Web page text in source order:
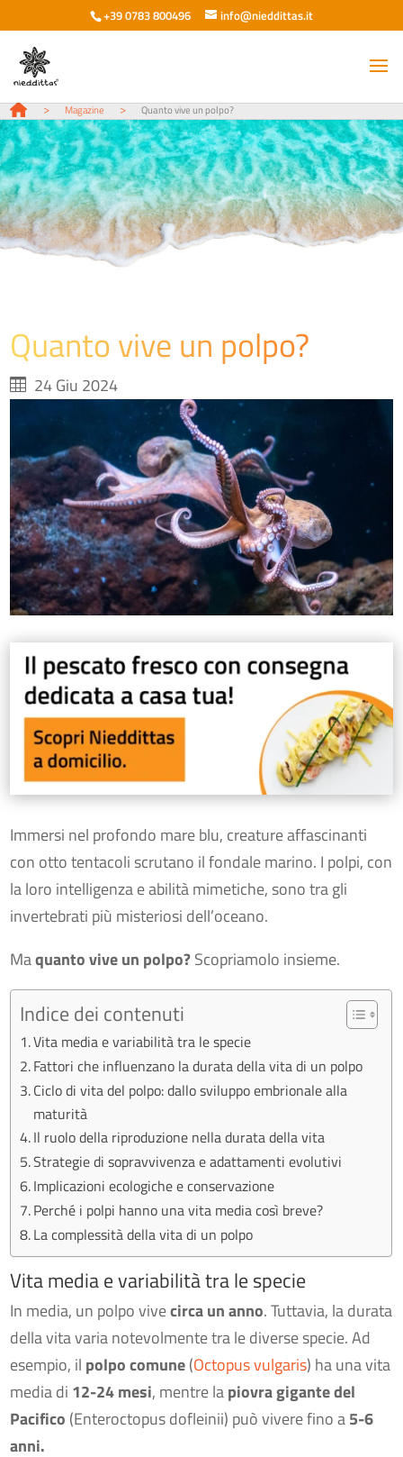
+39 0783 800496 info@nieddittas.it
> Magazine > Quanto vive un polpo?
Quanto vive un polpo?
24 Giu 2024
Immersi nel profondo mare blu, creature affascinanti
con otto tentacoli scrutano il fondale marino. I polpi, con
la loro intelligenza e abilità mimetiche, sono tra gli
invertebrati più misteriosi dell’oceano.
Maquanto vive un polpo?Scopriamolo insieme.
Indice dei contenuti
Vita media e variabilità tra le specie
Fattori che influenzano la durata della vita di un polpo
Ciclo di vita del polpo: dallo sviluppo embrionale alla
maturità
Il ruolo della riproduzione nella durata della vita
Strategie di sopravvivenza e adattamenti evolutivi
Implicazioni ecologiche e conservazione
Perché i polpi hanno una vita media così breve?
La complessità della vita di un polpo
Vita media e variabilità tra le specie
In media, un polpo vivecirca un anno. Tuttavia, la durata
della vita varia notevolmente tra le diverse specie. Ad
esempio, il polpo comune(Octopus vulgaris) ha una vita
media di 12-24 mesi, mentre lapiovra gigante del
Pacifico (Enteroctopus dofleinii) può vivere fino a5-6
anni.